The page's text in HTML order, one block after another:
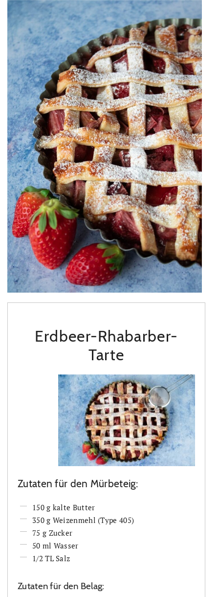
Erdbeer-Rhabarber-
Tarte
Zutaten für den Mürbeteig:
150 g kalte Butter
350 g Weizenmehl (Type 405)
75 g Zucker
50 ml Wasser
1/2 TL Salz
Zutaten für den Belag: